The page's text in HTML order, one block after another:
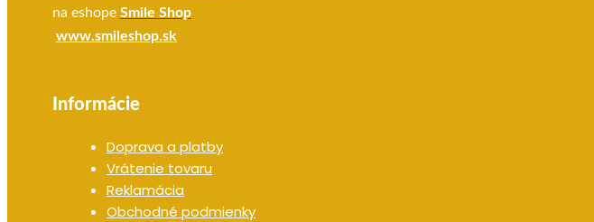
na eshope Smile Shop
www.smileshop.sk
Informácie
Doprava a platby
Vrátenie tovaru
Reklamácia
Obchodné podmienky